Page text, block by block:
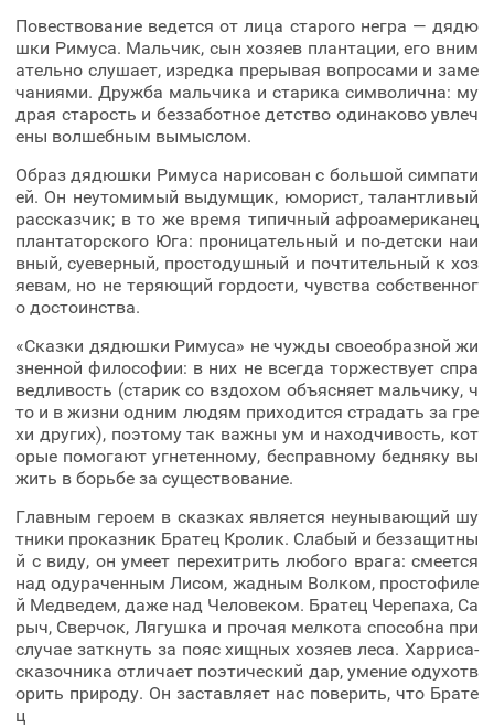
Повествование ведется от лица старого негра — дядю
шки Римуса. Мальчик, сын хозяев плантации, его вним
ательно слушает, изредка прерывая вопросами и заме
чаниями. Дружба мальчика и старика символична: му
драя старость и беззаботное детство одинаково увлеч
ены волшебным вымыслом.
Образ дядюшки Римуса нарисован с большой симпати
ей. Он неутомимый выдумщик, юморист, талантливый
рассказчик; в то же время типичный афроамериканец
плантаторского Юга: проницательный и по-детски наи
вный, суеверный, простодушный и почтительный к хоз
яевам, но не теряющий гордости, чувства собственног
о достоинства.
«Сказки дядюшки Римуса» не чужды своеобразной жи
зненной философии: в них не всегда торжествует спра
ведливость (старик со вздохом объясняет мальчику, ч
то и в жизни одним людям приходится страдать за гре
хи других), поэтому так важны ум и находчивость, кот
орые помогают угнетенному, бесправному бедняку вы
жить в борьбе за существование.
Главным героем в сказках является неунывающий шу
тники проказник Братец Кролик. Слабый и беззащитны
й с виду, он умеет перехитрить любого врага: смеется
над одураченным Лисом, жадным Волком, простофиле
й Медведем, даже над Человеком. Братец Черепаха, Са
рыч, Сверчок, Лягушка и прочая мелкота способна при
случае заткнуть за пояс хищных хозяев леса. Харриса-
сказочника отличает поэтический дар, умение одухотв
орить природу. Он заставляет нас поверить, что Брате
ц